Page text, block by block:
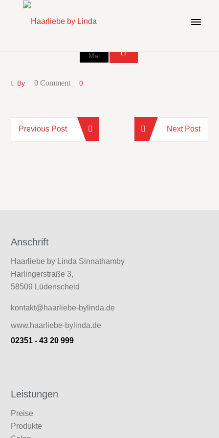
Mai
By 0 Comment 0
Previous Post Next Post
Anschrift
Haarliebe by Linda Sinnathamby
Harlingerstraße 3,
58509 Lüdenscheid
kontakt@haarliebe-bylinda.de
www.haarliebe-bylinda.de
02351 - 43 20 999
Leistungen
Preise
Produkte